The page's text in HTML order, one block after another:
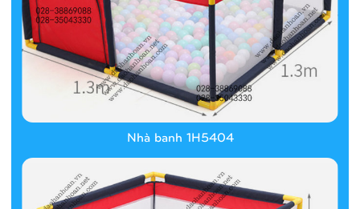
Nhà banh 1H5404